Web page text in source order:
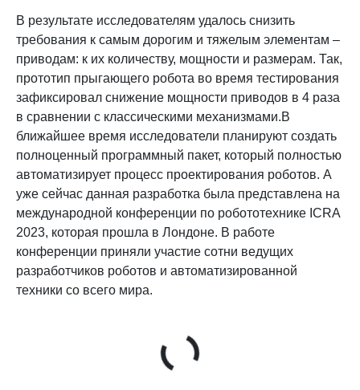
В результате исследователям удалось снизить
требования к самым дорогим и тяжелым элементам –
приводам: к их количеству, мощности и размерам. Так,
прототип прыгающего робота во время тестирования
зафиксировал снижение мощности приводов в 4 раза
в сравнении с классическими механизмами.В
ближайшее время исследователи планируют создать
полноценный программный пакет, который полностью
автоматизирует процесс проектирования роботов. А
уже сейчас данная разработка была представлена на
международной конференции по робототехнике ICRA
2023, которая прошла в Лондоне. В работе
конференции приняли участие сотни ведущих
разработчиков роботов и автоматизированной
техники со всего мира.